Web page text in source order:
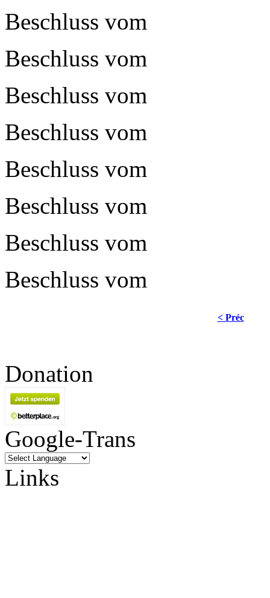
Beschluss vom
Beschluss vom
Beschluss vom
Beschluss vom
Beschluss vom
Beschluss vom
Beschluss vom
Beschluss vom
< Préc
Donation
Google-Trans
Links